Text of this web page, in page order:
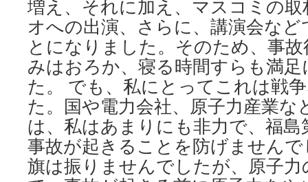
増え、それに加え、マスコミの
オへの出演、さらに、講演会な
とになりました。そのため、事
みはおろか、寝る時間すらも満
た。 でも、私にとってこれは戦
た。国や電力会社、原子力産業な
は、私はあまりにも非力で、福島
事故が起きることを防げません
旗は振りませんでしたが、原子